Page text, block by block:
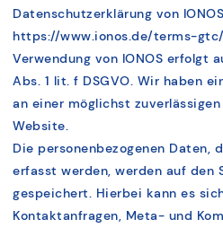
Datenschutzerklärung von
https://www.ionos.de/terms-
Verwendung von IONOS erfolgt
Abs. 1 lit. f DSGVO. Wir haben
an einer möglichst
Website.
Die personenbezogenen Daten,
erfasst werden, werden auf den
gespeichert. Hierbei kann es
Kontaktanfragen, Meta- und